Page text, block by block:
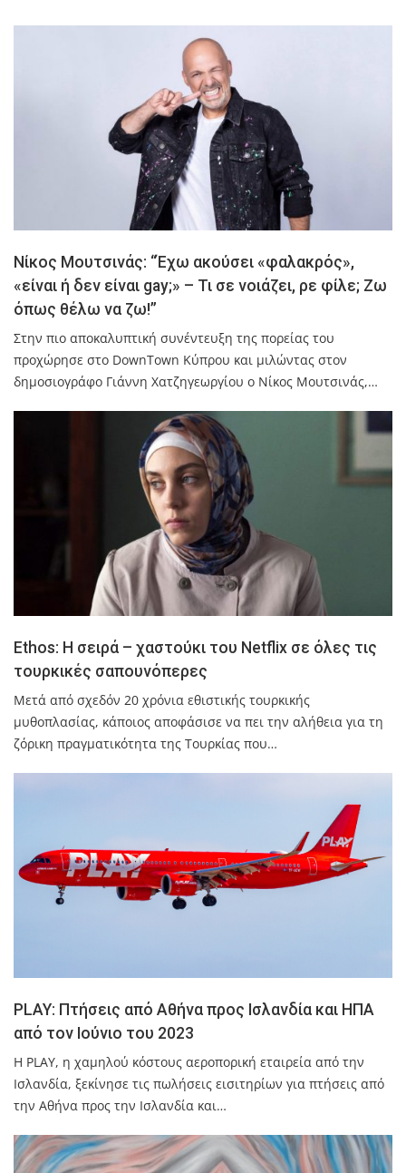
Νίκος Μουτσινάς: “Έχω ακούσει «φαλακρός»,
«είναι ή δεν είναι gay;» – Τι σε νοιάζει, ρε φίλε; Ζω
όπως θέλω να ζω!”
Στην πιο αποκαλυπτική συνέντευξη της πορείας του
προχώρησε στο DownTown Κύπρου και μιλώντας στον
δημοσιογράφο Γιάννη Χατζηγεωργίου ο Νίκος Μουτσινάς,…
Ethos: Η σειρά – χαστούκι του Netflix σε όλες τις
τουρκικές σαπουνόπερες
Μετά από σχεδόν 20 χρόνια εθιστικής τουρκικής
μυθοπλασίας, κάποιος αποφάσισε να πει την αλήθεια για τη
ζόρικη πραγματικότητα της Τουρκίας που…
PLAY: Πτήσεις από Αθήνα προς Ισλανδία και ΗΠΑ
από τον Ιούνιο του 2023
Η PLAY, η χαμηλού κόστους αεροπορική εταιρεία από την
Ισλανδία, ξεκίνησε τις πωλήσεις εισιτηρίων για πτήσεις από
την Αθήνα προς την Ισλανδία και…